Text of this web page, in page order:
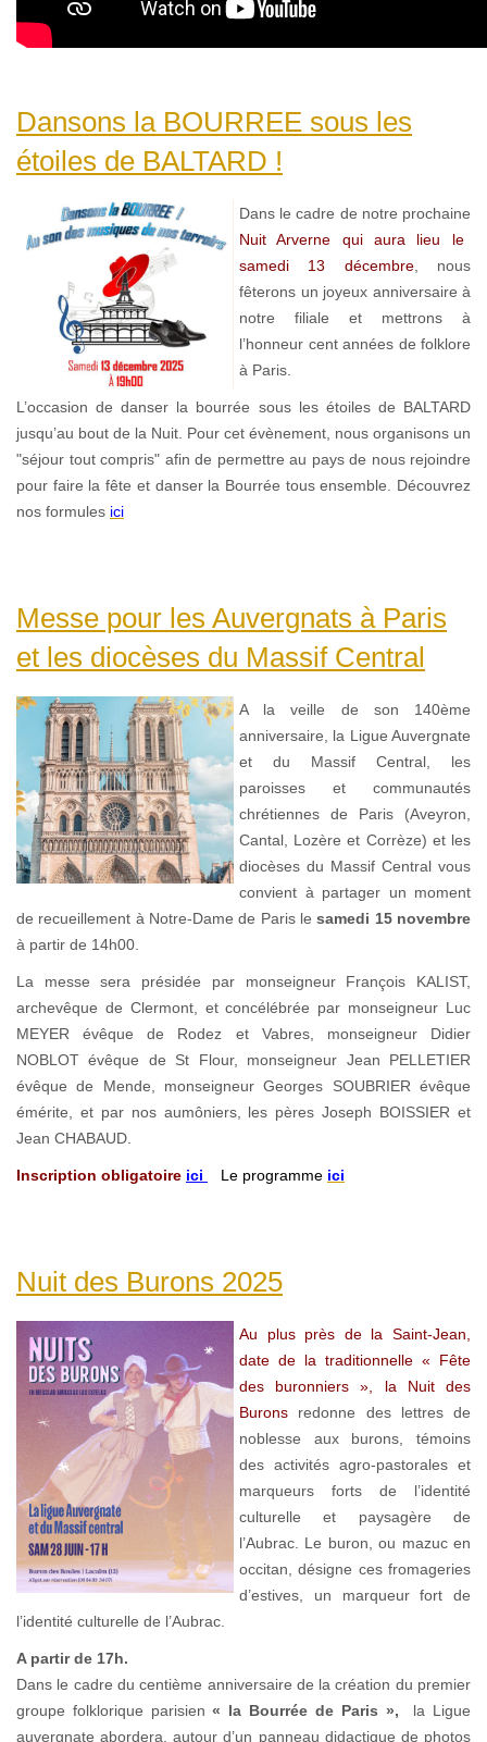
Dansons la BOURREE sous les
étoiles de BALTARD !
Dans le cadre de notre prochaine
Nuit Arverne qui aura lieu le
samedi 13 décembre, nous
fêterons un joyeux anniversaire à
notre filiale et mettrons à
l’honneur cent années de folklore
à Paris.
L’occasion de danser la bourrée sous les étoiles de BALTARD
jusqu’au bout de la Nuit. Pour cet évènement, nous organisons un
"séjour tout compris" afin de permettre au pays de nous rejoindre
pour faire la fête et danser la Bourrée tous ensemble. Découvrez
nos formules ici
Messe pour les Auvergnats à Paris
et les diocèses du Massif Central
A la veille de son 140ème
anniversaire, la Ligue Auvergnate
et du Massif Central, les
paroisses et communautés
chrétiennes de Paris (Aveyron,
Cantal, Lozère et Corrèze) et les
diocèses du Massif Central vous
convient à partager un moment
de recueillement à Notre-Dame de Paris le samedi 15 novembre
à partir de 14h00.
La messe sera présidée par monseigneur François KALIST,
archevêque de Clermont, et concélébrée par monseigneur Luc
MEYER évêque de Rodez et Vabres, monseigneur Didier
NOBLOT évêque de St Flour, monseigneur Jean PELLETIER
évêque de Mende, monseigneur Georges SOUBRIER évêque
émérite, et par nos aumôniers, les pères Joseph BOISSIER et
Jean CHABAUD.
Inscription obligatoire ici Le programme ici
Nuit des Burons 2025
Au plus près de la Saint-Jean,
date de la traditionnelle « Fête
des buronniers », la Nuit des
Burons redonne des lettres de
noblesse aux burons, témoins
des activités agro-pastorales et
marqueurs forts de l’identité
culturelle et paysagère de
l’Aubrac. Le buron, ou mazuc en
occitan, désigne ces fromageries
d’estives, un marqueur fort de
l’identité culturelle de l’Aubrac.
A partir de 17h.
Dans le cadre du centième anniversaire de la création du premier
groupe folklorique parisien« la Bourrée de Paris »,
la Ligue
auvergnate abordera, autour d’un panneau didactique de photos